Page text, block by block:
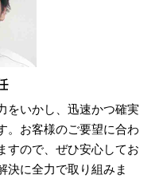
をいかし、迅速かつ確実
。お客様のご要望に合わ
すので、ぜひ安心してお
決に全力で取り組みま